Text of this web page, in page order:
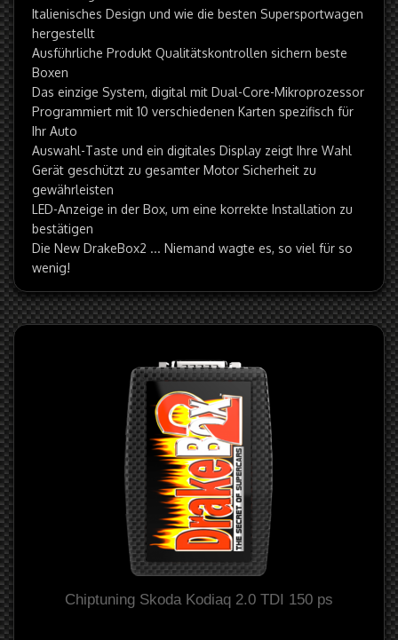
Italienisches Design und wie die besten Supersportwagen
hergestellt
Ausführliche Produkt Qualitätskontrollen sichern beste
Boxen
Das einzige System, digital mit Dual-Core-Mikroprozessor
Programmiert mit 10 verschiedenen Karten spezifisch für
Ihr Auto
Auswahl-Taste und ein digitales Display zeigt Ihre Wahl
Gerät geschützt zu gesamter Motor Sicherheit zu
gewährleisten
LED-Anzeige in der Box, um eine korrekte Installation zu
bestätigen
Die New DrakeBox2 ... Niemand wagte es, so viel für so
wenig!
Chiptuning Skoda Kodiaq 2.0 TDI 150 ps